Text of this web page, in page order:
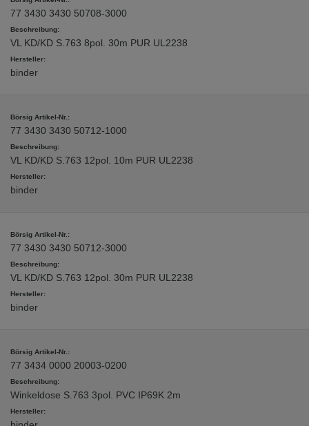
77 3430 3430 50708-3000
VL KD/KD S.763 8pol. 30m PUR UL2238
binder
77 3430 3430 50712-1000
VL KD/KD S.763 12pol. 10m PUR UL2238
binder
77 3430 3430 50712-3000
VL KD/KD S.763 12pol. 30m PUR UL2238
binder
77 3434 0000 20003-0200
Winkeldose S.763 3pol. PVC IP69K 2m